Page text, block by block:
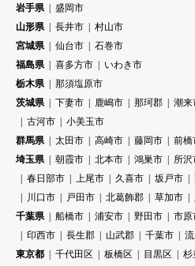
岩手県
盛岡市
山形県
長井市
村山市
宮城県
仙台市
石巻市
福島県
喜多方市
いわき市
栃木県
那須塩原市
茨城県
下妻市 鹿嶋市 那珂郡 潮来
古河市
小美玉市
群馬県
太田市 高崎市 藤岡市
前橋
埼玉県
朝霞市 北本市 鴻巣市 所沢
春日部市
上尾市 久喜市 坂戸市
川口市
戸田市 北葛飾郡 草加市
千葉県
船橋市 浦安市 野田市 市原
印西市
長生郡 山武郡 千葉市
東京都
千代田区 板橋区 目黒区 杉